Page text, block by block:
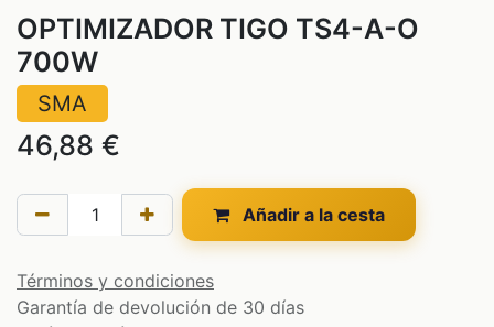
OPTIMIZADOR TIGO TS4-A-O
700W
SMA
46,88 €
Añadir a la cesta
Términos y condiciones
Garantía de devolución de 30 días